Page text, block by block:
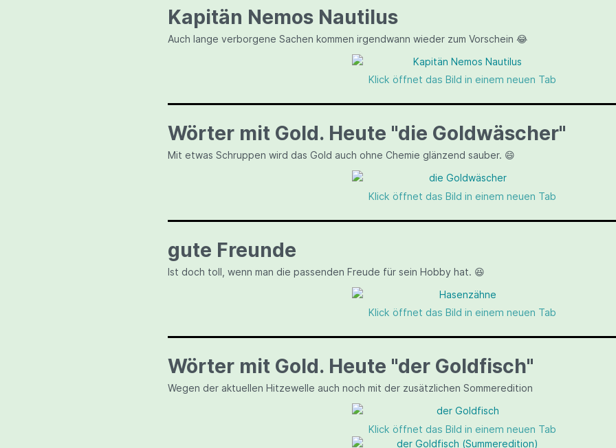
Kapitän Nemos Nautilus
Auch lange verborgene Sachen kommen irgendwann wieder zum Vorschein 😂
Klick öffnet das Bild in einem neuen Tab
Wörter mit Gold. Heute "die Goldwäscher"
Mit etwas Schruppen wird das Gold auch ohne Chemie glänzend sauber. 😄
Klick öffnet das Bild in einem neuen Tab
gute Freunde
Ist doch toll, wenn man die passenden Freude für sein Hobby hat. 😆
Klick öffnet das Bild in einem neuen Tab
Wörter mit Gold. Heute "der Goldfisch"
Wegen der aktuellen Hitzewelle auch noch mit der zusätzlichen Sommeredition
Klick öffnet das Bild in einem neuen Tab